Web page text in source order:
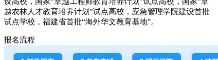
越农林人才教育培养计划”试点高校，应急管理学院建设首批
试点学校，福建省首批“海外华文教育基地”。
报名流程